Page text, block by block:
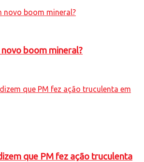
boom mineral?
que PM fez ação truculenta